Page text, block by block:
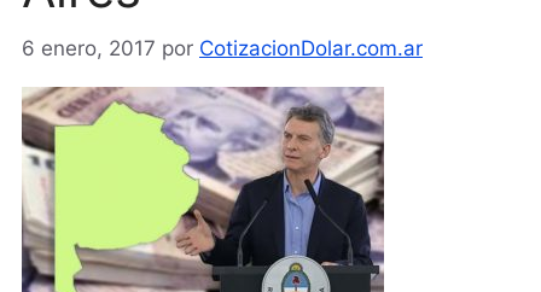
6 enero, 2017 por CotizacionDolar.com.ar